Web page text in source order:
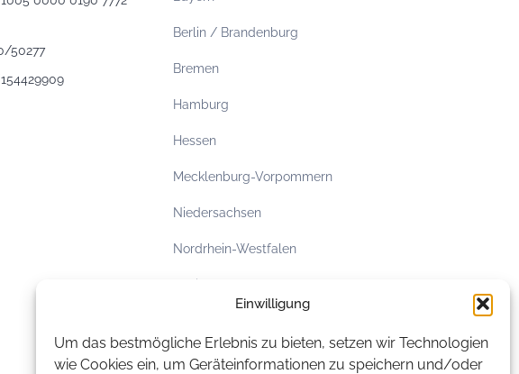
Einwilligung
Um das bestmögliche Erlebnis zu bieten, setzen wir Technologien
wie Cookies ein, um Geräteinformationen zu speichern und/oder
50277
Berlin / Brandenburg
Bremen
Hamburg
Hessen
Mecklenburg-Vorpommern
Niedersachsen
Nordrhein-Westfalen
Sachsen